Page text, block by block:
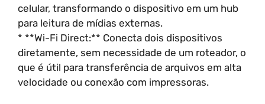
celular, transformando o dispositivo em um hub
para leitura de mídias externas.
* **Wi-Fi Direct:** Conecta dois dispositivos
diretamente, sem necessidade de um roteador, o
que é útil para transferência de arquivos em alta
velocidade ou conexão com impressoras.